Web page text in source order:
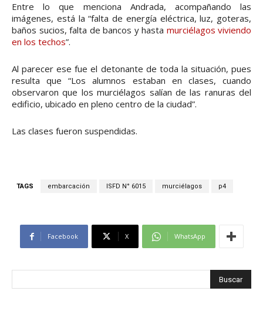
Entre lo que menciona Andrada, acompañando las
imágenes, está la “falta de energía eléctrica, luz, goteras,
baños sucios, falta de bancos y hasta murciélagos viviendo
en los techos”.
Al parecer ese fue el detonante de toda la situación, pues
resulta que “Los alumnos estaban en clases, cuando
observaron que los murciélagos salían de las ranuras del
edificio, ubicado en pleno centro de la ciudad”.
Las clases fueron suspendidas.
TAGS embarcación ISFD N° 6015 murciélagos p4
Facebook X WhatsApp